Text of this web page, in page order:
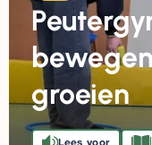
groeien